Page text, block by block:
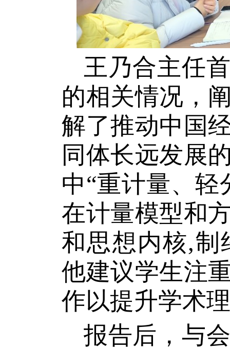
王乃合主任
的相关情况，
解了推动中国
同体长远发展
中“重计量、轻
在计量模型和
和思想内核,制
他建议学生注
作以提升学术
报告后，与